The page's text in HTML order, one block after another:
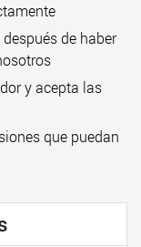
de haber
y acepta las
que puedan